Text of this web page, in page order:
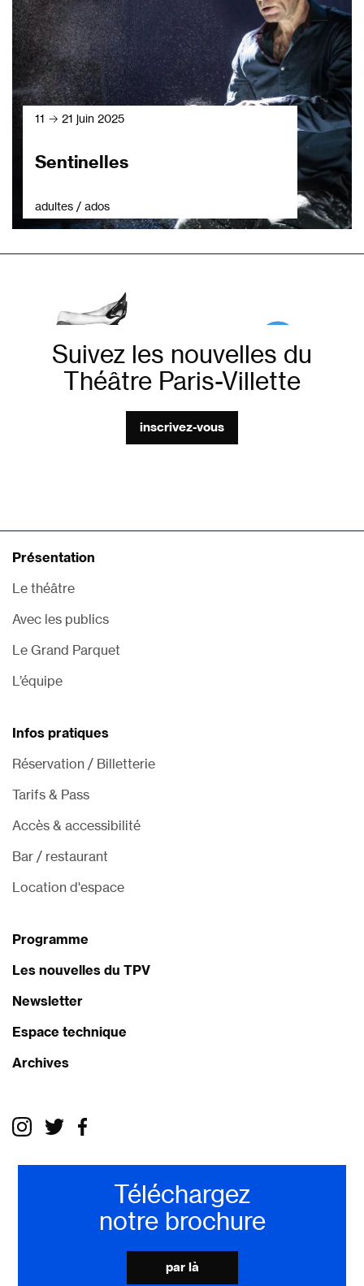
11 → 21 juin 2025
Sentinelles
adultes / ados
Suivez les nouvelles du
Théâtre Paris-Villette
inscrivez-vous
Présentation
Le théâtre
Avec les publics
Le Grand Parquet
L’équipe
Infos pratiques
Réservation / Billetterie
Tarifs & Pass
Accès & accessibilité
Bar / restaurant
Location d'espace
Programme
Les nouvelles du TPV
Newsletter
Espace technique
Archives
Téléchargez
notre brochure
par là